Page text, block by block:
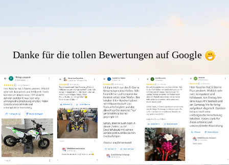
Danke für die tollen Bewertungen auf Google